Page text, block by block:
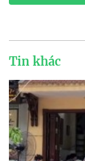
Tin khác